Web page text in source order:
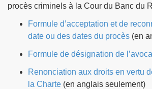
procès criminels à la Cour du Banc du
Formule d’acceptation et de
date ou des dates du procès (en
Formule de désignation de
Renonciation aux droits en vertu
la Charte (en anglais seulement)